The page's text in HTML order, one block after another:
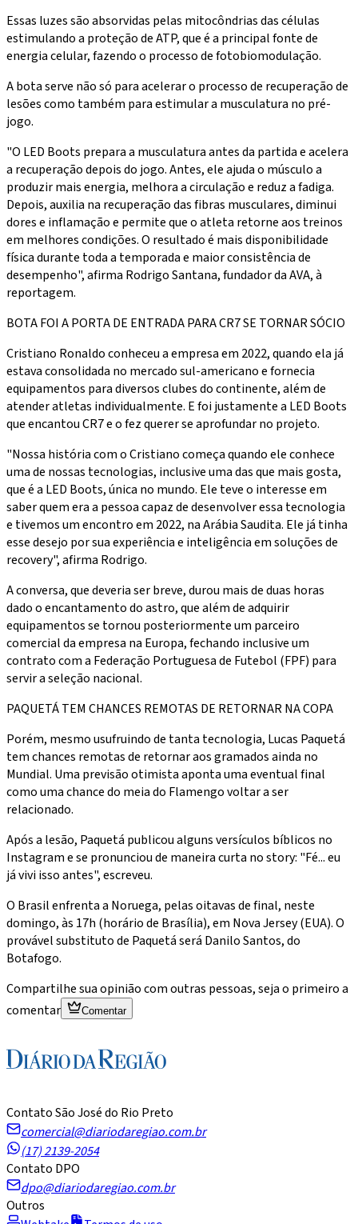
Essas luzes são absorvidas pelas mitocôndrias das células
estimulando a proteção de ATP, que é a principal fonte de
energia celular, fazendo o processo de fotobiomodulação.
A bota serve não só para acelerar o processo de recuperação de
lesões como também para estimular a musculatura no pré-
jogo.
"O LED Boots prepara a musculatura antes da partida e acelera
a recuperação depois do jogo. Antes, ele ajuda o músculo a
produzir mais energia, melhora a circulação e reduz a fadiga.
Depois, auxilia na recuperação das fibras musculares, diminui
dores e inflamação e permite que o atleta retorne aos treinos
em melhores condições. O resultado é mais disponibilidade
física durante toda a temporada e maior consistência de
desempenho", afirma Rodrigo Santana, fundador da AVA, à
reportagem.
BOTA FOI A PORTA DE ENTRADA PARA CR7 SE TORNAR SÓCIO
Cristiano Ronaldo conheceu a empresa em 2022, quando ela já
estava consolidada no mercado sul-americano e fornecia
equipamentos para diversos clubes do continente, além de
atender atletas individualmente. E foi justamente a LED Boots
que encantou CR7 e o fez querer se aprofundar no projeto.
"Nossa história com o Cristiano começa quando ele conhece
uma de nossas tecnologias, inclusive uma das que mais gosta,
que é a LED Boots, única no mundo. Ele teve o interesse em
saber quem era a pessoa capaz de desenvolver essa tecnologia
e tivemos um encontro em 2022, na Arábia Saudita. Ele já tinha
esse desejo por sua experiência e inteligência em soluções de
recovery", afirma Rodrigo.
A conversa, que deveria ser breve, durou mais de duas horas
dado o encantamento do astro, que além de adquirir
equipamentos se tornou posteriormente um parceiro
comercial da empresa na Europa, fechando inclusive um
contrato com a Federação Portuguesa de Futebol (FPF) para
servir a seleção nacional.
PAQUETÁ TEM CHANCES REMOTAS DE RETORNAR NA COPA
Porém, mesmo usufruindo de tanta tecnologia, Lucas Paquetá
tem chances remotas de retornar aos gramados ainda no
Mundial. Uma previsão otimista aponta uma eventual final
como uma chance do meia do Flamengo voltar a ser
relacionado.
Após a lesão, Paquetá publicou alguns versículos bíblicos no
Instagram e se pronunciou de maneira curta no story: "Fé... eu
já vivi isso antes", escreveu.
O Brasil enfrenta a Noruega, pelas oitavas de final, neste
domingo, às 17h (horário de Brasília), em Nova Jersey (EUA). O
provável substituto de Paquetá será Danilo Santos, do
Botafogo.
Compartilhe sua opinião com outras pessoas, seja o primeiro a
comentar
Comentar
Contato São José do Rio Preto
comercial@diariodaregiao.com.br
(17) 2139-2054
Contato DPO
dpo@diariodaregiao.com.br
Outros